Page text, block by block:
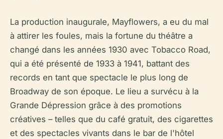
La production inaugurale, Mayflowers, a eu du mal
à attirer les foules, mais la fortune du théâtre a
changé dans les années 1930 avec Tobacco Road,
qui a été présenté de 1933 à 1941, battant des
records en tant que spectacle le plus long de
Broadway de son époque. Le lieu a survécu à la
Grande Dépression grâce à des promotions
créatives – telles que du café gratuit, des cigarettes
et des spectacles vivants dans le bar de l'hôtel